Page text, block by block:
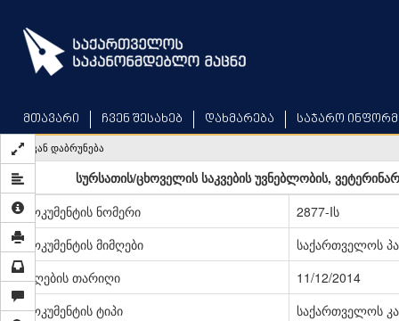
main
content
მთავარი ჩვენ შესახებ დახმარება საჯარო
უკან დაბრუნება
სურსათის/ცხოველის საკვების უვნებლობის,
დოკუმენტის ნომერი
2877-Iს
დოკუმენტის მიმღები
საქართველოს
მიღების თარიღი
11/12/2014
დოკუმენტის ტიპი
საქართველოს